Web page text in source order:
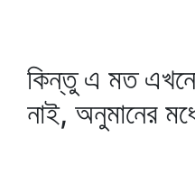
কিন্তু এ মত
নাই, অনুমানের